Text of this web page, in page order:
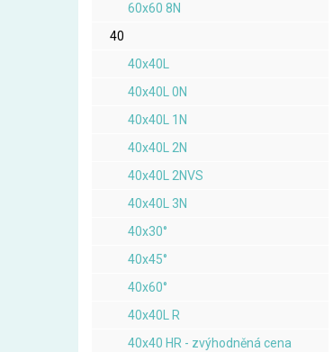
60x60 8N
40
40x40L
40x40L 0N
40x40L 1N
40x40L 2N
40x40L 2NVS
40x40L 3N
40x30°
40x45°
40x60°
40x40L R
40x40 HR - zvýhodněná cena